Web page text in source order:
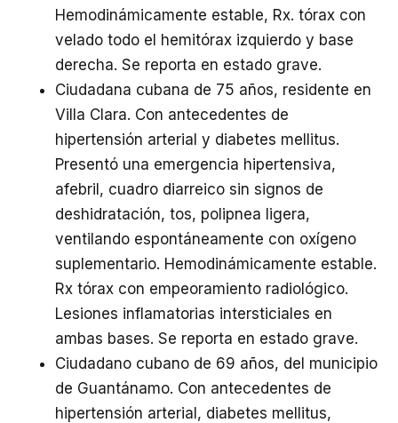
Hemodinámicamente estable, Rx. tórax con
velado todo el hemitórax izquierdo y base
derecha. Se reporta en estado grave.
Ciudadana cubana de 75 años, residente en
Villa Clara. Con antecedentes de
hipertensión arterial y diabetes mellitus.
Presentó una emergencia hipertensiva,
afebril, cuadro diarreico sin signos de
deshidratación, tos, polipnea ligera,
ventilando espontáneamente con oxígeno
suplementario. Hemodinámicamente estable.
Rx tórax con empeoramiento radiológico.
Lesiones inflamatorias intersticiales en
ambas bases. Se reporta en estado grave.
Ciudadano cubano de 69 años, del municipio
de Guantánamo. Con antecedentes de
hipertensión arterial, diabetes mellitus,